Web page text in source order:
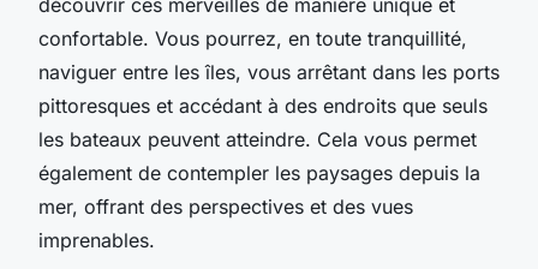
confortable. Vous pourrez, en toute tranquillité,
naviguer entre les îles, vous arrêtant dans les ports
pittoresques et accédant à des endroits que seuls
les bateaux peuvent atteindre. Cela vous permet
également de contempler les paysages depuis la
mer, offrant des perspectives et des vues
imprenables.